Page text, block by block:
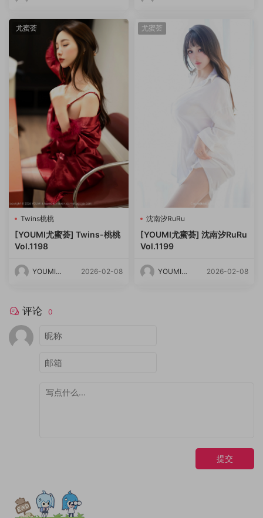
尤蜜荟
Twins桃桃
[YOUMI尤蜜荟] Twins-桃桃
Vol.1198
YOUMI尤
2026-02-08
尤蜜荟
沈南汐RuRu
[YOUMI尤蜜荟] 沈南汐RuRu
Vol.1199
YOUMI尤
2026-02-08
评论 0
提交